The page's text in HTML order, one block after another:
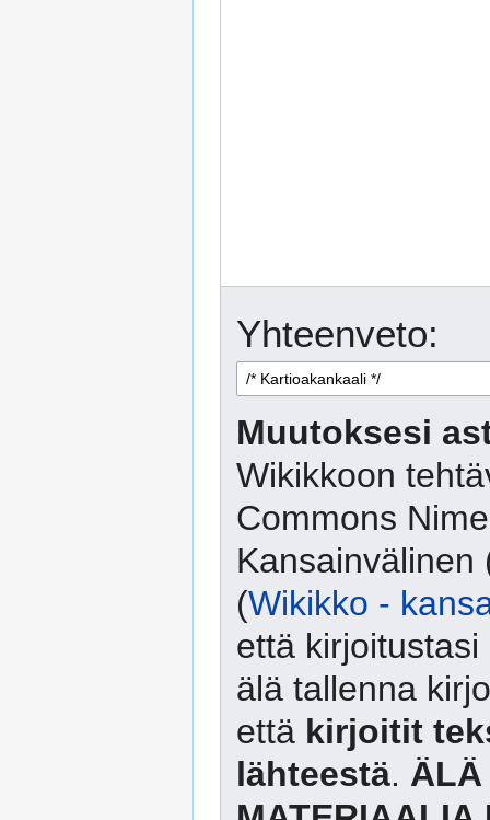
Yhteenveto:
Muutoksesi
Wikikkoon
Commons
Kansainvälinen
(Wikikko -
että
älä tallenna
että kirjoitit
lähteestä. ÄLÄ